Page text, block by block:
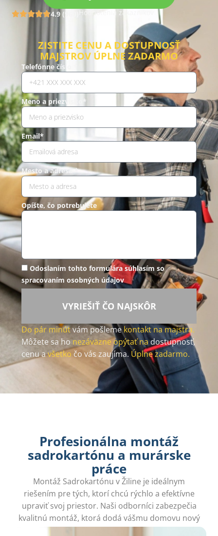
4.9 (960) Hodnotenia zákazníkov
ZISTITE CENU A DOSTUPNOSŤ
MAJSTROV ÚPLNE ZADARMO
Telefónne číslo *
Meno a priezvisko*
Email*
Mesto a adresa *
Opíšte, čo potrebujete
Odoslaním tohto formulára súhlasím so
spracovaním osobných údajov
VYRIEŠIŤ ČO NAJSKÔR
Do pár minútvám pošlemekontakt na majstra.
Môžete sa honezáväzne opýtať nadostupnosť,
cenu avšetko čo vás zaujíma. Úplne zadarmo.
Profesionálna montáž
sadrokartónu a murárske
práce
Montáž Sadrokartónu v Žiline je ideálnym
riešením pre tých, ktorí chcú rýchlo a efektívne
upraviť svoj priestor. Naši odborníci zabezpečia
kvalitnú montáž, ktorá dodá vášmu domovu nový
rozmer bez zbytočného neporiadku.